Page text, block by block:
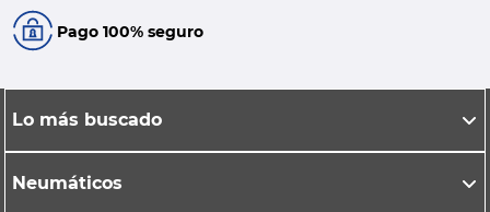
Pago 100% seguro
Lo más buscado
Neumáticos